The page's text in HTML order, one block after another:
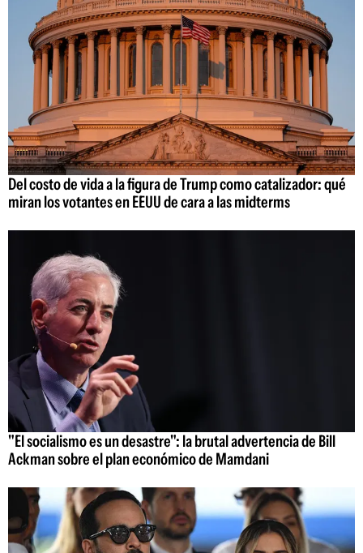
Del costo de vida a la figura de Trump como catalizador: qué
miran los votantes en EEUU de cara a las midterms
"El socialismo es un desastre": la brutal advertencia de Bill
Ackman sobre el plan económico de Mamdani